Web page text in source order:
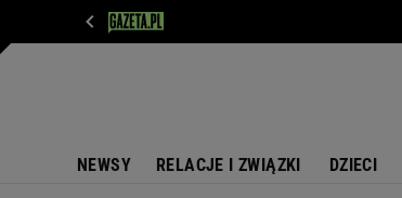
NEWSY RELACJE I ZWIĄZKI DZIECI